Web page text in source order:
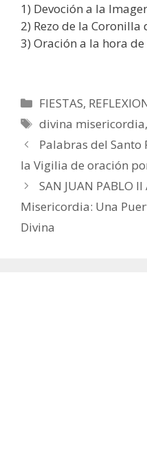
1) Devoción a la
2) Rezo de la
3) Oración a la hora
Categorías
FIESTAS,
Etiquetas
divina misericordia,
Palabras del Santo
la Vigilia de oración
SAN JUAN PABLO
Misericordia: Una
Divina